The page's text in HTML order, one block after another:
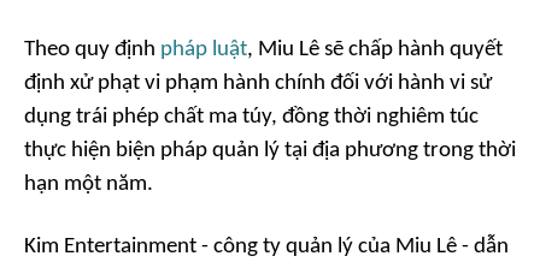
Theo quy định pháp luật, Miu Lê sẽ chấp hành quyết
định xử phạt vi phạm hành chính đối với hành vi sử
dụng trái phép chất ma túy, đồng thời nghiêm túc
thực hiện biện pháp quản lý tại địa phương trong thời
hạn một năm.
Kim Entertainment - công ty quản lý của Miu Lê - dẫn